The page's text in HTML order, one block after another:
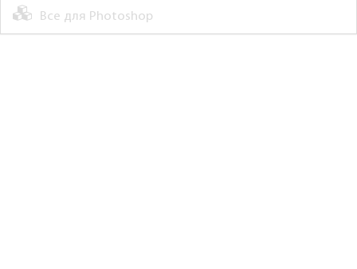
Все для Photoshop